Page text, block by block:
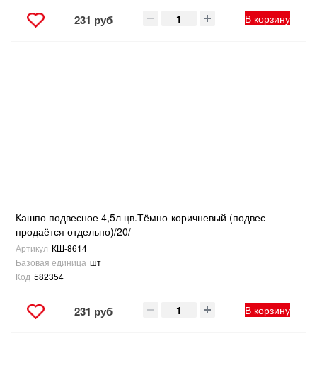
231 руб В корзину
Кашпо подвесное 4,5л цв.Тёмно-коричневый (подвес
продаётся отдельно)/20/
Артикул КШ-8614
Базовая единица шт
Код 582354
231 руб В корзину